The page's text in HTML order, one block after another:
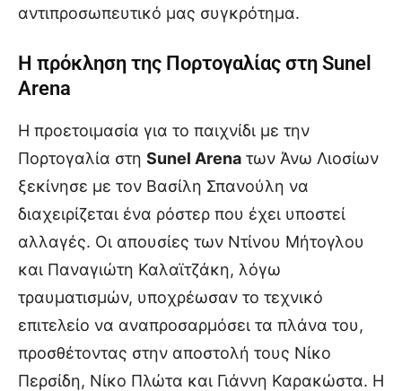
αντιπροσωπευτικό μας συγκρότημα.
Η πρόκληση της Πορτογαλίας στη Sunel
Arena
Η προετοιμασία για το παιχνίδι με την
Πορτογαλία στη Sunel Arena των Άνω Λιοσίων
ξεκίνησε με τον Βασίλη Σπανούλη να
διαχειρίζεται ένα ρόστερ που έχει υποστεί
αλλαγές. Οι απουσίες των Ντίνου Μήτογλου
και Παναγιώτη Καλαϊτζάκη, λόγω
τραυματισμών, υποχρέωσαν το τεχνικό
επιτελείο να αναπροσαρμόσει τα πλάνα του,
προσθέτοντας στην αποστολή τους Νίκο
Περσίδη, Νίκο Πλώτα και Γιάννη Καρακώστα. Η